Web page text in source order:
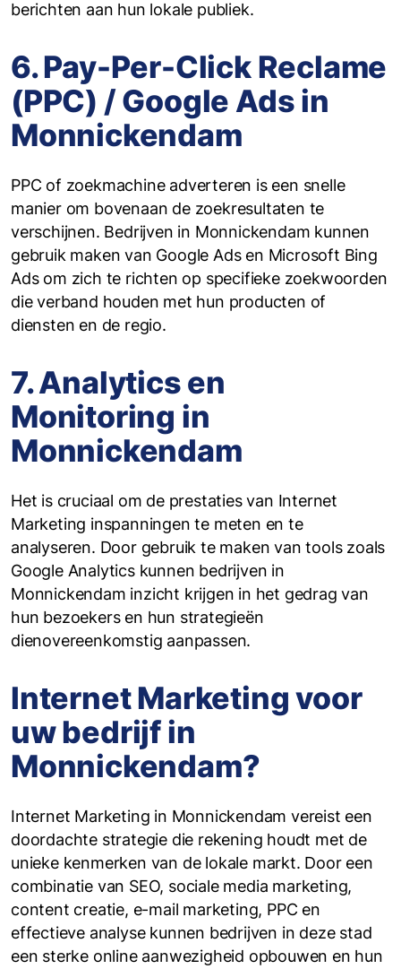
berichten aan hun lokale publiek.
6. Pay-Per-Click Reclame
(PPC) / Google Ads in
Monnickendam
PPC of zoekmachine adverteren is een snelle
manier om bovenaan de zoekresultaten te
verschijnen. Bedrijven in Monnickendam kunnen
gebruik maken van Google Ads en Microsoft Bing
Ads om zich te richten op specifieke zoekwoorden
die verband houden met hun producten of
diensten en de regio.
7. Analytics en
Monitoring in
Monnickendam
Het is cruciaal om de prestaties van Internet
Marketing inspanningen te meten en te
analyseren. Door gebruik te maken van tools zoals
Google Analytics kunnen bedrijven in
Monnickendam inzicht krijgen in het gedrag van
hun bezoekers en hun strategieën
dienovereenkomstig aanpassen.
Internet Marketing voor
uw bedrijf in
Monnickendam?
Internet Marketing in Monnickendam vereist een
doordachte strategie die rekening houdt met de
unieke kenmerken van de lokale markt. Door een
combinatie van SEO, sociale media marketing,
content creatie, e-mail marketing, PPC en
effectieve analyse kunnen bedrijven in deze stad
een sterke online aanwezigheid opbouwen en hun